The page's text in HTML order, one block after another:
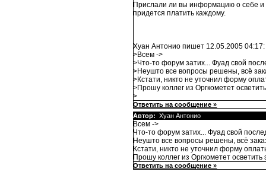
Прислали ли вы информацию о себе и
придется платить каждому.
Хуан Антонио пишет 12.05.2005 04:17:
>Всем ->
>Что-то форум затих... Фуад свой
>Неушто все вопросы решены, всё
>Кстати, никто не уточнил форму
>Прошу коллег из Оргкометет
>
Ответить на сообщение »
Автор: Хуан Антонио
Всем ->
Что-то форум затих... Фуад свой
Неушто все вопросы решены, всё
Кстати, никто не уточнил форму
Прошу коллег из Оргкометет осветить
Ответить на сообщение »